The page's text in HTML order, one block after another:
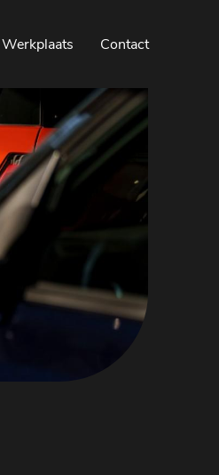
Werkplaats Contact